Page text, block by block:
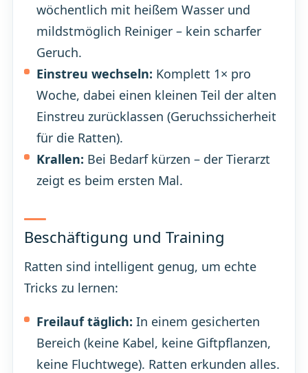
wöchentlich mit heißem Wasser und
mildstmöglich Reiniger – kein scharfer
Geruch.
Einstreu wechseln: Komplett 1× pro
Woche, dabei einen kleinen Teil der alten
Einstreu zurücklassen (Geruchssicherheit
für die Ratten).
Krallen: Bei Bedarf kürzen – der Tierarzt
zeigt es beim ersten Mal.
Beschäftigung und Training
Ratten sind intelligent genug, um echte
Tricks zu lernen:
Freilauf täglich: In einem gesicherten
Bereich (keine Kabel, keine Giftpflanzen,
keine Fluchtwege). Ratten erkunden alles.